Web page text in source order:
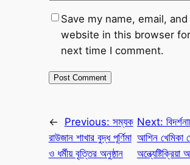
Save my name, email, and
website in this browser
next time I comment.
← Previous: সম্যক
রাউজান শাখার বুদ্ধ পূর্ণিমা
ও ধর্মীয় বৃত্তির অনুষ্ঠান
Next:
আশিন খেমিকা
অন্ত্যেষ্টিক্রিয়া